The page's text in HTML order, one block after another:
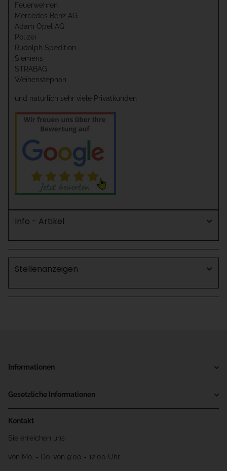
Feuerwehren
Mercedes Benz AG
Adam Opel AG
Polizei
Rudolph Spedition
Siemens
STRABAG
Weihenstephan
und natürlich sehr viele Privatkunden
Info - Artikel
Stellenanzeigen
Informationen
Gesetzliche Informationen
Kontakt
Sie erreichen uns
von Mo. - Do. von 9:00 - 12:00 Uhr